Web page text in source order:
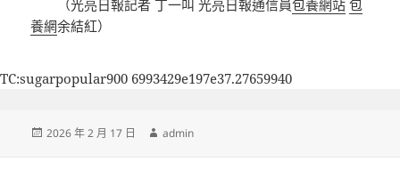
（光亮日報記者 丁一叫 光亮日報通信員包養網站 包
養網余結紅）
TC:sugarpopular900 6993429e197e37.27659940
發
2026 年 2 月 17 日
作
admin